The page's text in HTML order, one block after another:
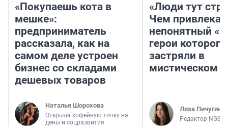
«Покупаешь кота в
мешке»:
предприниматель
рассказала, как на
самом деле устроен
бизнес со складами
дешевых товаров
Наталья Шорохова
Открыла кофейную точку на
деньги соцразвития
«Люди тут
Чем
непонятный
герои которого
застряли в
мистическом
Лиза Пичугина
Редактор